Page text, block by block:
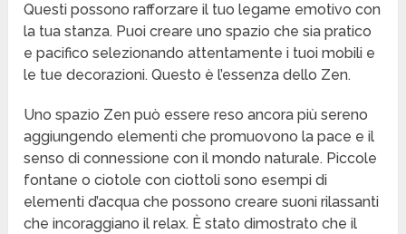
Questi possono rafforzare il tuo legame emotivo con
la tua stanza. Puoi creare uno spazio che sia pratico
e pacifico selezionando attentamente i tuoi mobili e
le tue decorazioni. Questo è l’essenza dello Zen.
Uno spazio Zen può essere reso ancora più sereno
aggiungendo elementi che promuovono la pace e il
senso di connessione con il mondo naturale. Piccole
fontane o ciotole con ciottoli sono esempi di
elementi d’acqua che possono creare suoni rilassanti
che incoraggiano il relax. È stato dimostrato che il